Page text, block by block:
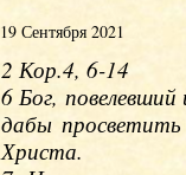
19 Сентября 2021
2 Кор.4, 6-14
6 Бог,
дабы
Христа.